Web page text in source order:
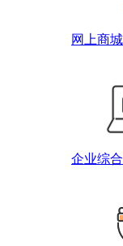
网上商
企业综